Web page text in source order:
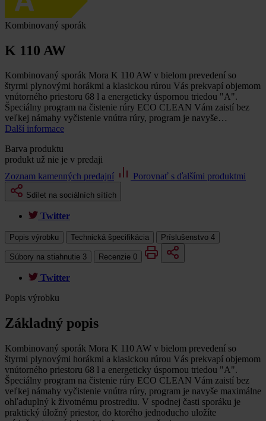
Kombinovaný sporák
K 110 AW
Kombinovaný sporák Mora K 110 AW v bielom prevedení so
štyrmi plynovými horákmi a klasickou rúrou Vás prekvapí objemom
vnútorného priestoru 68 l a energeticky úspornou triedou "A".
Špeciálny program na čistenie rúry ECO CLEAN Vám zaistí bez
veľkej námahy vyčistenie vnútra rúry, program je navyše…
Další informace
Barva produktu
produkt už nie je v predaji
Zoznam kamenných predajní
Porovnať s ďalšími produktmi
Sdílet na sociálních sítích
Twitter
Popis výrobku Technická špecifikácia Príslušenstvo 4
Súbory na stiahnutie 3 Recenzie 0
Twitter
Popis výrobku
Základný popis
Kombinovaný sporák Mora K 110 AW v bielom prevedení so
štyrmi plynovými horákmi a klasickou rúrou Vás prekvapí objemom
vnútorného priestoru 68 l a energeticky úspornou triedou "A".
Špeciálny program na čistenie rúry ECO CLEAN Vám zaistí bez
veľkej námahy vyčistenie vnútra rúry, program je navyše maximálne
ohľaduplný k životnému prostrediu. V spodnej časti sporáku je
praktický úložný priestor, do ktorého jednoducho uložíte